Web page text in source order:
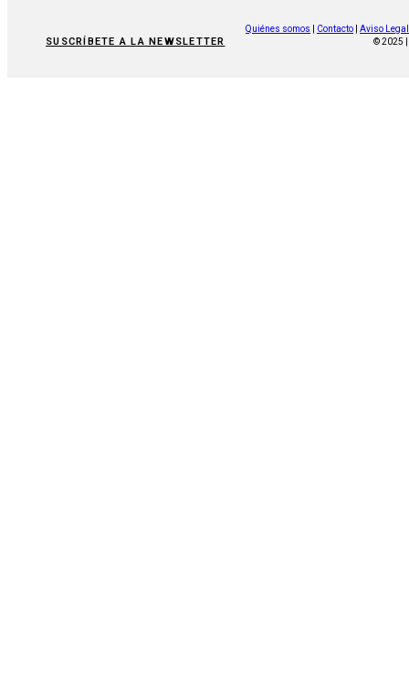
SUSCRÍBETE A LA NEWSLETTER
Quiénes somos Contacto
Aviso Legal
© 2025